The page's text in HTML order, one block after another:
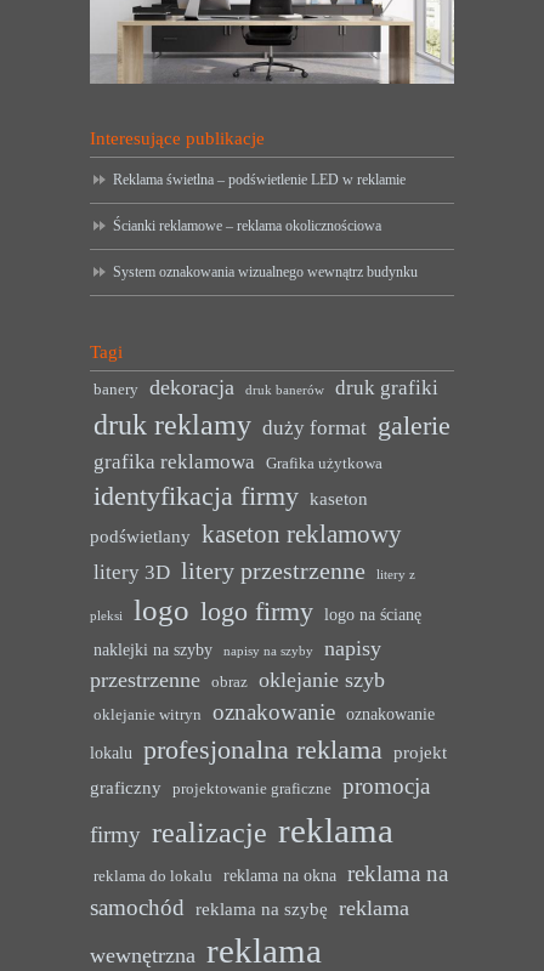
Interesujące publikacje
Reklama świetlna – podświetlenie LED w reklamie
Ścianki reklamowe – reklama okolicznościowa
System oznakowania wizualnego wewnątrz budynku
Tagi
banery dekoracja druk banerów druk grafiki
druk reklamy duży format galerie
grafika reklamowa Grafika użytkowa
identyfikacja firmy kaseton
podświetlany kaseton reklamowy
litery 3D litery przestrzenne litery z
pleksi logo logo firmy logo na ścianę
naklejki na szyby
napisy na szyby
napisy
przestrzenne
obraz oklejanie szyb
oklejanie witryn oznakowanie oznakowanie
lokalu profesjonalna reklama projekt
graficzny
projektowanie graficzne
promocja
firmy realizacje reklama
reklama do lokalu reklama na okna reklama na
samochód reklama na szybę reklama
wewnętrzna reklama